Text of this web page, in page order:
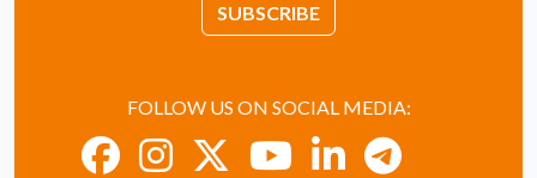
SUBSCRIBE
FOLLOW US ON SOCIAL MEDIA: